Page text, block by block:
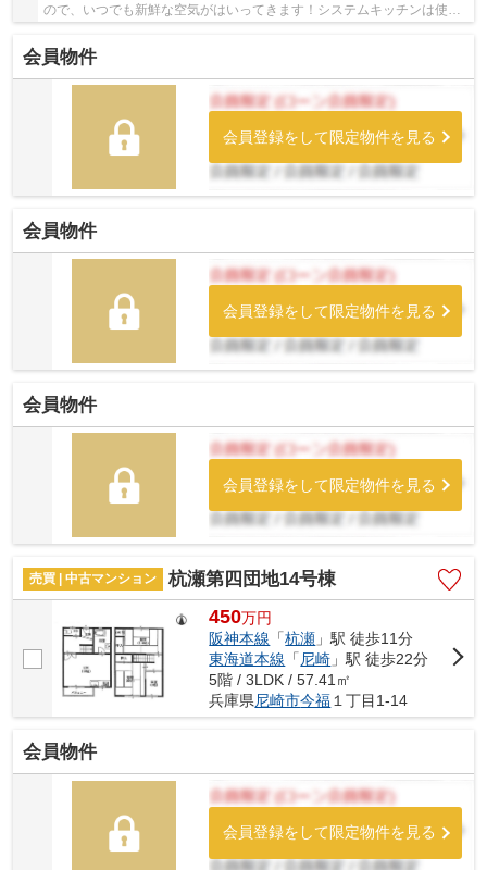
ので、いつでも新鮮な空気がはいってきます！システムキッチンは使い
やすく汚れにくいのでご好評です！この物件は...
会員物件
会員登録をして限定物件を見る
会員物件
会員登録をして限定物件を見る
会員物件
会員登録をして限定物件を見る
売買 | 中古マンション 杭瀬第四団地14号棟
450万円
阪神本線 「杭瀬 」駅 徒歩11分
東海道本線 「尼崎 」駅 徒歩22分
5階 / 3LDK / 57.41㎡
兵庫県尼崎市今福１丁目1-14
会員物件
会員登録をして限定物件を見る